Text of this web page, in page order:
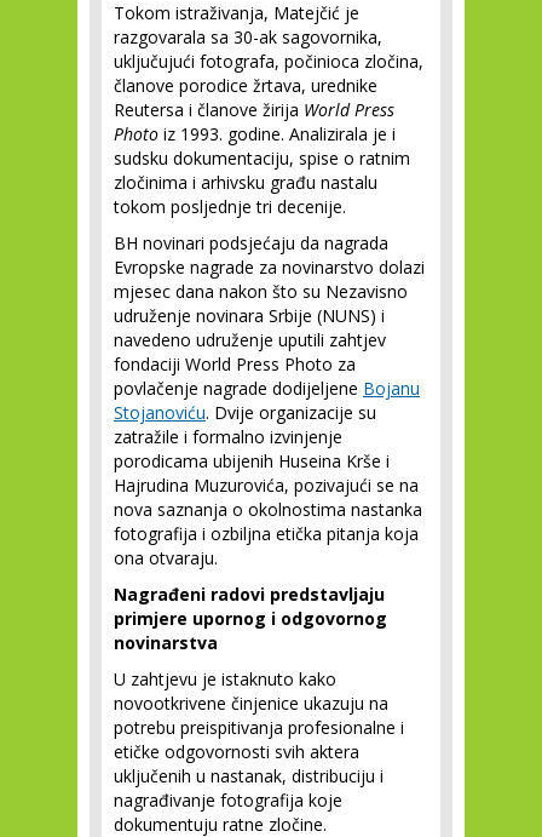
Tokom istraživanja, Matejčić je
razgovarala sa 30-ak sagovornika,
uključujući fotografa, počinioca zločina,
članove porodice žrtava, urednike
Reutersa i članove žirija World Press
Photo iz 1993. godine. Analizirala je i
sudsku dokumentaciju, spise o ratnim
zločinima i arhivsku građu nastalu
tokom posljednje tri decenije.
BH novinari podsjećaju da nagrada
Evropske nagrade za novinarstvo dolazi
mjesec dana nakon što su Nezavisno
udruženje novinara Srbije (NUNS) i
navedeno udruženje uputili zahtjev
fondaciji World Press Photo za
povlačenje nagrade dodijeljene Bojanu
Stojanoviću. Dvije organizacije su
zatražile i formalno izvinjenje
porodicama ubijenih Huseina Krše i
Hajrudina Muzurovića, pozivajući se na
nova saznanja o okolnostima nastanka
fotografija i ozbiljna etička pitanja koja
ona otvaraju.
Nagrađeni radovi predstavljaju
primjere upornog i odgovornog
novinarstva
U zahtjevu je istaknuto kako
novootkrivene činjenice ukazuju na
potrebu preispitivanja profesionalne i
etičke odgovornosti svih aktera
uključenih u nastanak, distribuciju i
nagrađivanje fotografija koje
dokumentuju ratne zločine.